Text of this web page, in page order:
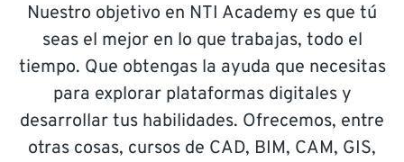
ACADEMIA
EVENTOS
RECURSOS
Nuestro objetivo en NTI Academy es que tú
seas el mejor en lo que trabajas, todo el
tiempo. Que obtengas la ayuda que necesitas
para explorar plataformas digitales y
desarrollar tus habilidades. Ofrecemos, entre
otras cosas, cursos de CAD, BIM, CAM, GIS,